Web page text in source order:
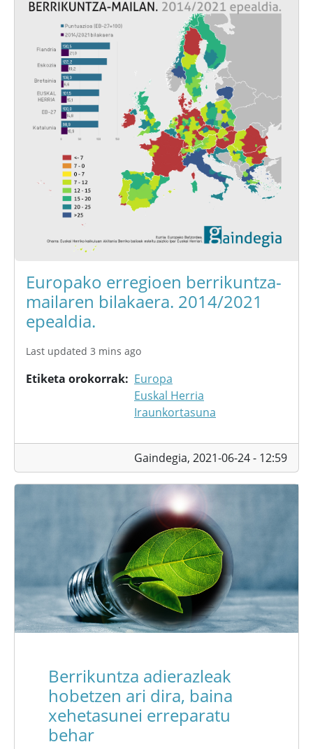
Europako erregioen berrikuntza-
mailaren bilakaera. 2014/2021
epealdia.
Last updated 3 mins ago
Etiketa orokorrak
Europa
Euskal Herria
Iraunkortasuna
Gaindegia, 2021-06-24 - 12:59
Berrikuntza adierazleak
hobetzen ari dira, baina
xehetasunei erreparatu
behar